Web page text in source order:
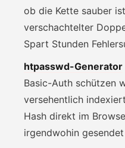
ob die Kette sauber
verschachtelter
Spart Stunden
htpasswd-Generator
Basic-Auth schützen
versehentlich
Hash direkt im
irgendwohin